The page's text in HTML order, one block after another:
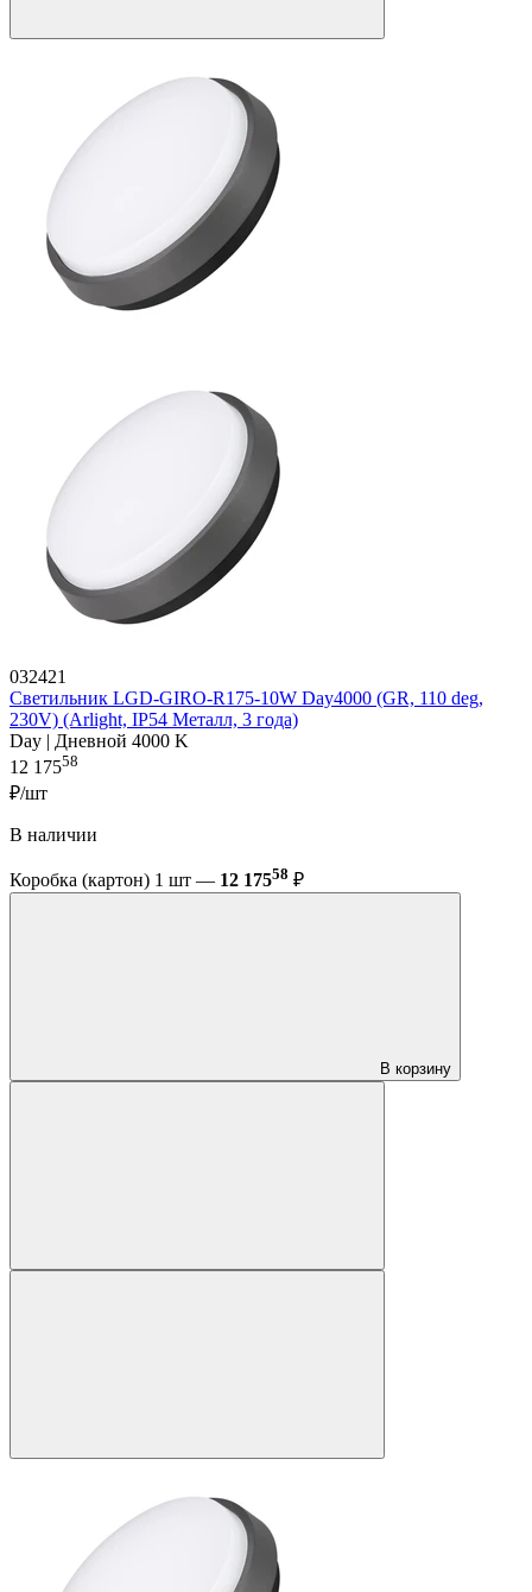
032421
Светильник LGD-GIRO-R175-10W Day4000 (GR, 110 deg,
230V) (Arlight, IP54 Металл, 3 года)
Day | Дневной 4000 K
12 17558
₽/шт
В наличии
Коробка (картон) 1 шт — 12 17558 ₽
В корзину